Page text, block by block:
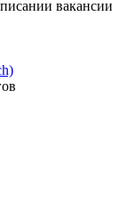
вакансии